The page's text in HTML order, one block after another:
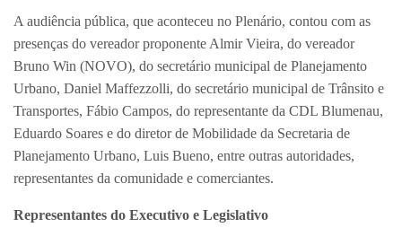
A audiência pública, que aconteceu no Plenário, contou com as
presenças do vereador proponente Almir Vieira, do vereador
Bruno Win (NOVO), do secretário municipal de Planejamento
Urbano, Daniel Maffezzolli, do secretário municipal de Trânsito e
Transportes, Fábio Campos, do representante da CDL Blumenau,
Eduardo Soares e do diretor de Mobilidade da Secretaria de
Planejamento Urbano, Luis Bueno, entre outras autoridades,
representantes da comunidade e comerciantes.
Representantes do Executivo e Legislativo